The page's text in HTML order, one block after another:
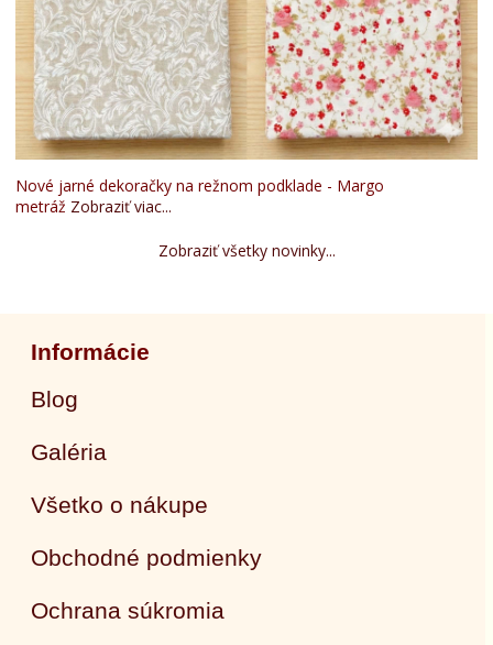
Nové jarné dekoračky na režnom podklade - Margo
metráž Zobraziť viac...
Zobraziť všetky novinky...
Informácie
Blog
Galéria
Všetko o nákupe
Obchodné podmienky
Ochrana súkromia